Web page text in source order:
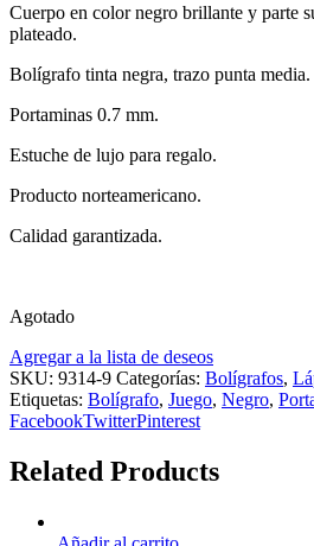
Cuerpo en color negro brillante y parte
plateado.
Bolígrafo tinta negra, trazo punta media.
Portaminas 0.7 mm.
Estuche de lujo para regalo.
Producto norteamericano.
Calidad garantizada.
Agotado
Agregar a la lista de deseos
SKU: 9314-9 Categorías: Bolígrafos,
Etiquetas: Bolígrafo, Juego, Negro,
FacebookTwitterPinterest
Related Products